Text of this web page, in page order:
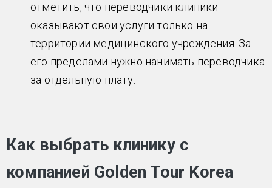
отметить, что переводчики клиники
оказывают свои услуги только на
территории медицинского учреждения. За
его пределами нужно нанимать переводчика
за отдельную плату.
Как выбрать клинику с
компанией Golden Tour Korea